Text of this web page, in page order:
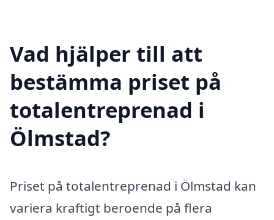
Vad hjälper till att
bestämma priset på
totalentreprenad i
Ölmstad?
Priset på totalentreprenad i Ölmstad kan
variera kraftigt beroende på flera